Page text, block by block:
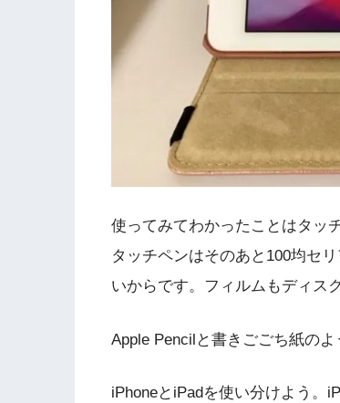
使ってみてわかったことはタッ
タッチペンはそのあと100均セ
いからです。フィルムもディス
Apple Pencilと書きごごち紙のよ
iPhoneとiPadを使い分けよう。